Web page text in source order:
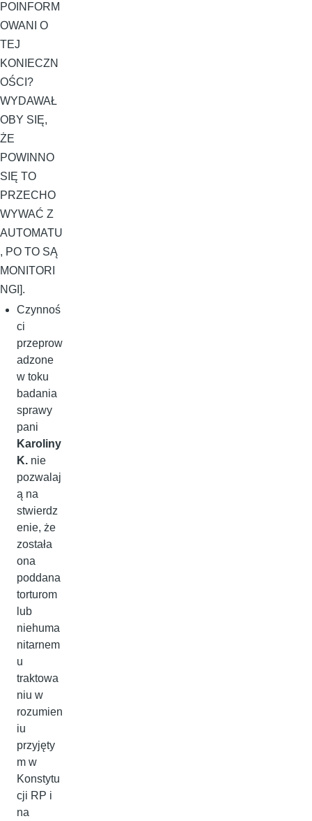
POINFORM
OWANI O
TEJ
KONIECZN
OŚCI?
WYDAWAŁ
OBY SIĘ,
ŻE
POWINNO
SIĘ TO
PRZECHO
WYWAĆ Z
AUTOMATU
, PO TO SĄ
MONITORI
NGI].
Czynnoś
ci
przeprow
adzone
w toku
badania
sprawy
pani
Karoliny
K. nie
pozwalaj
ą na
stwierdz
enie, że
została
ona
poddana
torturom
lub
niehuma
nitarnem
u
traktowa
niu w
rozumien
iu
przyjęty
m w
Konstytu
cji RP i
na